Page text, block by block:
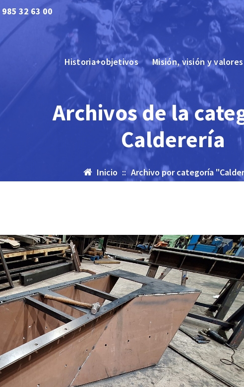
985 32 63 00
Historia+objetivos Misión, visión y valores
Archivos de la
Calderería
Inicio :: Archivo por categoría